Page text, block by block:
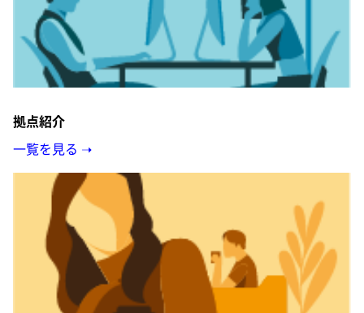
拠点紹介
一覧を見る ➝